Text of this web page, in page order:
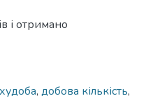
і отримано
, добова кількість,